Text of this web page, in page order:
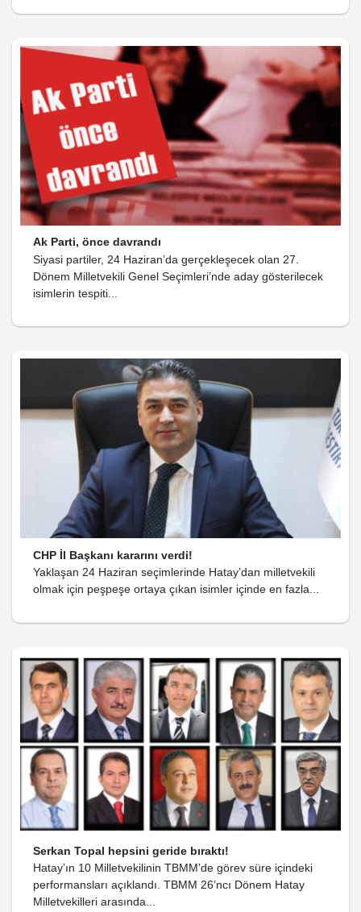
Ak Parti, önce davrandı
Siyasi partiler, 24 Haziran’da gerçekleşecek olan 27.
Dönem Milletvekili Genel Seçimleri’nde aday gösterilecek
isimlerin tespiti...
CHP İl Başkanı kararını verdi!
Yaklaşan 24 Haziran seçimlerinde Hatay’dan milletvekili
olmak için peşpeşe ortaya çıkan isimler içinde en fazla...
Serkan Topal hepsini geride bıraktı!
Hatay’ın 10 Milletvekilinin TBMM’de görev süre içindeki
performansları açıklandı. TBMM 26’ncı Dönem Hatay
Milletvekilleri arasında...